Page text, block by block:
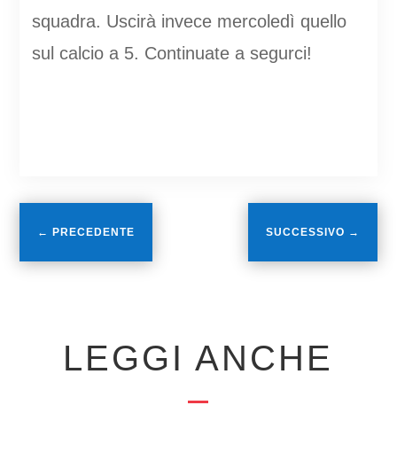
squadra. Uscirà invece mercoledì quello
sul calcio a 5. Continuate a segurci!
←PRECEDENTE SUCCESSIVO →
LEGGI ANCHE